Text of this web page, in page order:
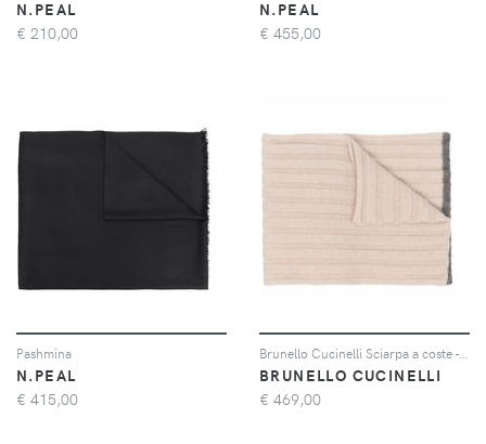
N.PEAL
€ 210,00
N.PEAL
€ 455,00
Pashmina
N.PEAL
€ 415,00
BRUNELLO CUCINELLI
€ 469,00